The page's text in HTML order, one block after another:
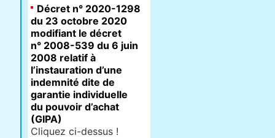
Décret n° 2020-1298
du 23 octobre 2020
modifiant le décret
n° 2008-539 du 6 juin
2008 relatif à
l’instauration d’une
indemnité dite de
garantie individuelle
du pouvoir d’achat
(GIPA)
Cliquez ci-dessus !